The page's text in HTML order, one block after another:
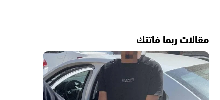
مقالات ربما فاتتك